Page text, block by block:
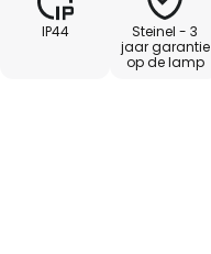
IP44
Steinel - 3
jaar garantie
op de lamp